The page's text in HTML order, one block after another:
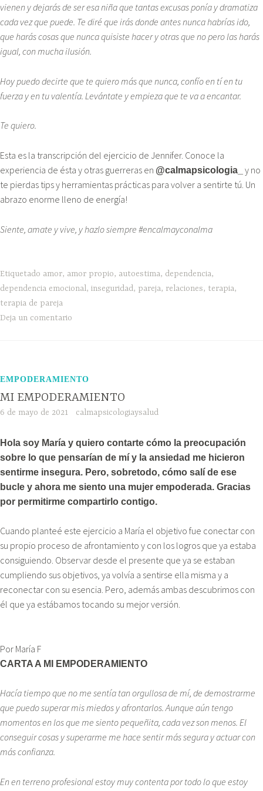
vienen y dejarás de ser esa niña que tantas excusas ponía y dramatiza
cada vez que puede. Te diré que irás donde antes nunca habrías ido,
que harás cosas que nunca quisiste hacer y otras que no pero las harás
igual, con mucha ilusión.
Hoy puedo decirte que te quiero más que nunca, confío en tí en tu
fuerza y en tu valentía. Levántate y empieza que te va a encantar.
Te quiero.
Esta es la transcripción del ejercicio de Jennifer. Conoce la
experiencia de ésta y otras guerreras en @calmapsicologia_
y no
te pierdas tips y herramientas prácticas para volver a sentirte tú. Un
abrazo enorme lleno de energía!
Siente, amate y vive, y hazlo siempre #encalmayconalma
Etiquetado amor, amor propio, autoestima, dependencia,
dependencia emocional, inseguridad, pareja, relaciones, terapia,
terapia de pareja
Deja un comentario
EMPODERAMIENTO
MI EMPODERAMIENTO
6 de mayo de 2021 calmapsicologiaysalud
Hola soy María y quiero contarte cómo la preocupación
sobre lo que pensarían de mí y la ansiedad me hicieron
sentirme insegura. Pero, sobretodo, cómo salí de ese
bucle y ahora me siento una mujer empoderada. Gracias
por permitirme compartirlo contigo.
Cuando planteé este ejercicio a María el objetivo fue conectar con
su propio proceso de afrontamiento y con los logros que ya estaba
consiguiendo. Observar desde el presente que ya se estaban
cumpliendo sus objetivos, ya volvía a sentirse ella misma y a
reconectar con su esencia. Pero, además ambas descubrimos con
él que ya estábamos tocando su mejor versión.
Por María F
CARTA A MI EMPODERAMIENTO
Hacía tiempo que no me sentía tan orgullosa de mí, de demostrarme
que puedo superar mis miedos y afrontarlos. Aunque aún tengo
momentos en los que me siento pequeñita, cada vez son menos. El
conseguir cosas y superarme me hace sentir más segura y actuar con
más confianza.
En en terreno profesional estoy muy contenta por todo lo que estoy